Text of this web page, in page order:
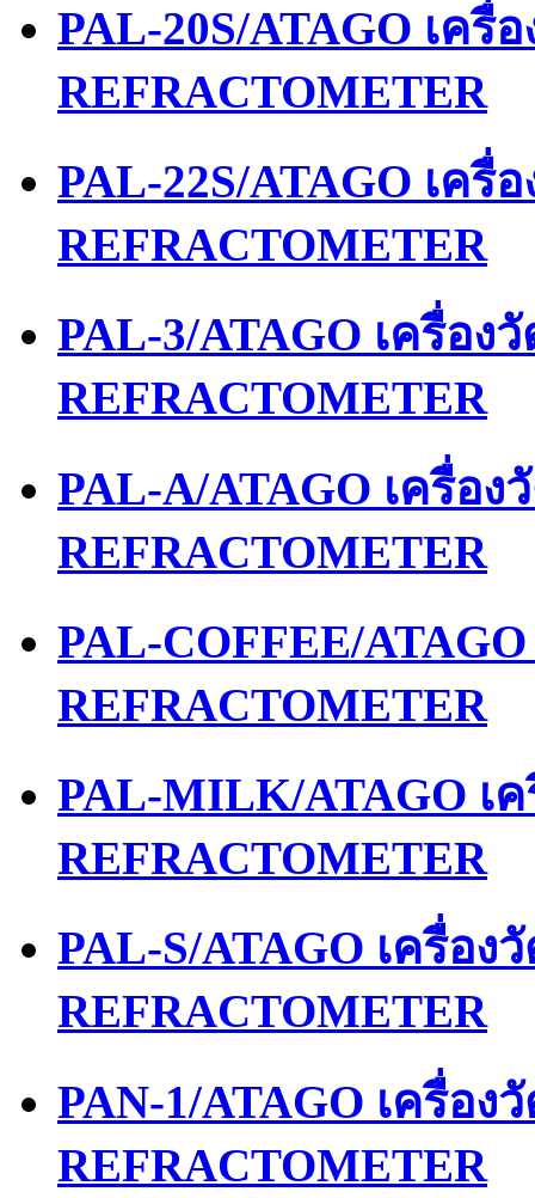
PAL-20S/ATAGO เครื่
REFRACTOMETER
PAL-22S/ATAGO เครื่
REFRACTOMETER
PAL-3/ATAGO เครื่อ
REFRACTOMETER
PAL-A/ATAGO เครื่อ
REFRACTOMETER
PAL-COFFEE/
REFRACTOMETER
PAL-MILK/ATAGO เ
REFRACTOMETER
PAL-S/ATAGO เครื่อ
REFRACTOMETER
PAN-1/ATAGO เครื่อ
REFRACTOMETER